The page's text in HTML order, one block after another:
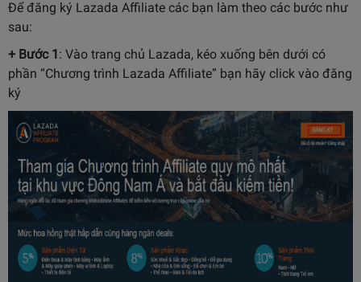
Để đăng ký Lazada Affiliate các bạn làm theo các bước như
sau:
+ Bước 1: Vào trang chủ Lazada, kéo xuống bên dưới có
phần “Chương trình Lazada Affiliate” bạn hãy click vào đăng
ký